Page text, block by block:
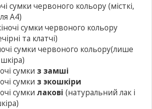
сумки червоного кольору(місткі,
А4)
сумки червоного кольору
та клатчі)
сумки червоного кольору(лише
сумки з замші
сумки з экошкіри
сумки лакові (натуральний лак і